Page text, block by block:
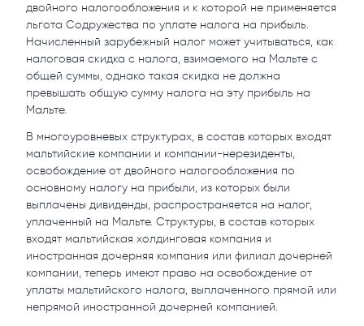
двойного налогообложения и к которой не применяется
льгота Содружества по уплате налога на прибыль.
Начисленный зарубежный налог может учитываться, как
налоговая скидка с налога, взимаемого на Мальте с
общей суммы, однако такая скидка не должна
превышать общую сумму налога на эту прибыль на
Мальте.
В многоуровневых структурах, в состав которых входят
мальтийские компании и компании-нерезиденты,
освобождение от двойного налогообложения по
основному налогу на прибыли, из которых были
выплачены дивиденды, распространяется на налог,
уплаченный на Мальте. Структуры, в состав которых
входят мальтийская холдинговая компания и
иностранная дочерняя компания или филиал дочерней
компании, теперь имеют право на освобождение от
уплаты мальтийского налога, выплаченного прямой или
непрямой иностранной дочерней компанией.